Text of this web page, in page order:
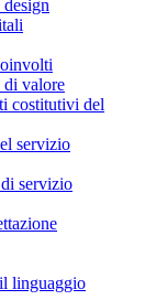
di valore
costitutivi del
servizio
servizio
linguaggio